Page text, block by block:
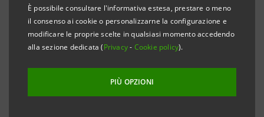
È possibile consultare l'informativa estesa, prestare o meno
il consenso ai cookie o personalizzarne la configurazione e
modificare le proprie scelte in qualsiasi momento accedendo
alla sezione dedicata (Privacy- Cookie policy).
PIÙ OPZIONI
Transparency Exercise
Il Consiglio delle Autorità di Vigilanza dell’EBA ha
approvato il pacchetto informativo per l’